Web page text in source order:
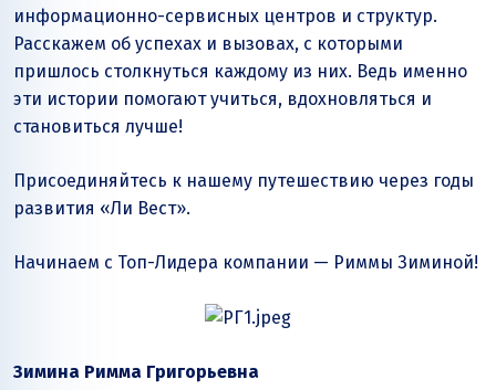
информационно-сервисных центров и структур.
Расскажем об успехах и вызовах, с которыми
пришлось столкнуться каждому из них. Ведь именно
эти истории помогают учиться, вдохновляться и
становиться лучше!
Присоединяйтесь к нашему путешествию через годы
развития «Ли Вест».
Начинаем с Топ-Лидера компании — Риммы Зиминой!
Зимина Римма Григорьевна